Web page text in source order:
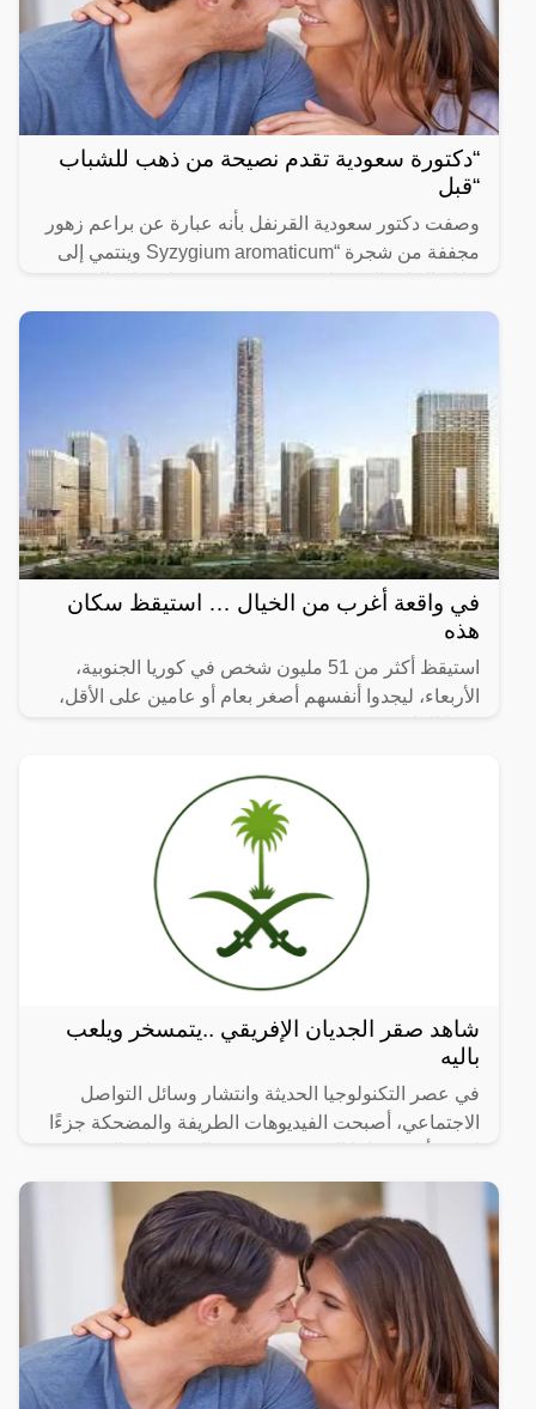
“دكتورة سعودية تقدم نصيحة من ذهب للشباب
“قبل
وصفت دكتور سعودية القرنفل بأنه عبارة عن براعم زهور
مجففة من شجرة “Syzygium aromaticum وينتمي إلى
ينمو في
في واقعة أغرب من الخيال … استيقظ سكان
هذه
استيقظ أكثر من 51 مليون شخص في كوريا الجنوبية،
الأربعاء، ليجدوا أنفسهم أصغر بعام أو عامين على الأقل،
شاهد صقر الجديان الإفريقي ..يتمسخر ويلعب
باليه
في عصر التكنولوجيا الحديثة وانتشار وسائل التواصل
الاجتماعي، أصبحت الفيديوهات الطريفة والمضحكة جزءًا
انتشرت